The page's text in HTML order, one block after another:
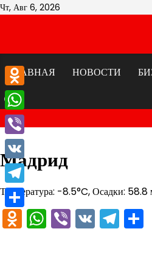
Перейти
Чт, Авг 6, 2026
ГЛАВНАЯ
НОВОСТИ
Мадрид
Температура: -8.5°C, Осадки:
Odnoklassniki
WhatsApp
Viber
VK
Odnoklassniki
WhatsApp
Viber
VK
Telegram
Отправить